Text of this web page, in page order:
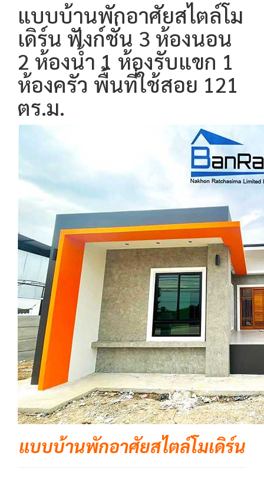
แบบบ้านพักอาศัยสไตล์โม
เดิร์น ฟังก์ชั่น 3 ห้องนอน
2 ห้องน้ำ 1 ห้องรับแขก 1
ห้องครัว พื้นที่ใช้สอย 121
ตร.ม.
แบบบ้านพักอาศัยสไตล์โมเดิร์น